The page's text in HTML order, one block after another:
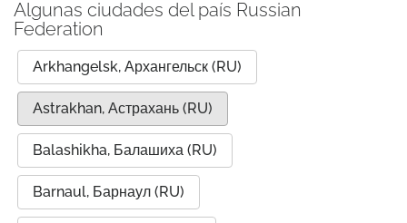
Algunas ciudades del país Russian
Federation
Arkhangelsk, Архангельск (RU)
Astrakhan, Астрахань (RU)
Balashikha, Балашиха (RU)
Barnaul, Барнаул (RU)